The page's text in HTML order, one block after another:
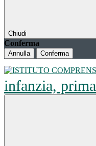
Chiudi
Conferma
Annulla Conferma
infanzia,